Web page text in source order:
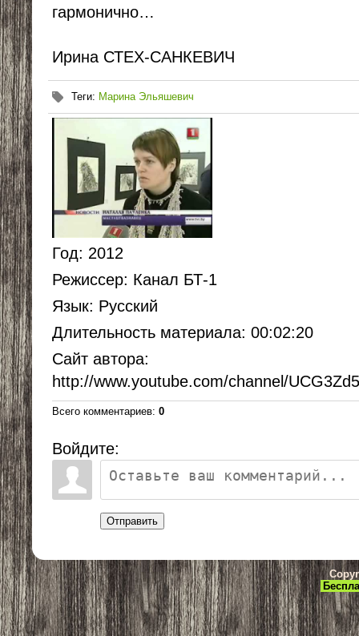
гармонично…
Ирина СТЕХ-САНКЕВИЧ
Теги: Марина Эльяшевич
Год: 2012
Режиссер: Канал БТ-1
Язык: Русский
Длительность материала: 00:02:20
Сайт автора:
http://www.youtube.com/channel/
Всего комментариев: 0
Войдите:
Отправить